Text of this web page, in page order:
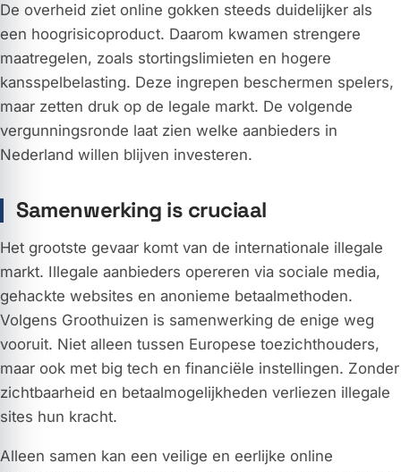
De overheid ziet online gokken steeds duidelijker als
een hoogrisicoproduct. Daarom kwamen strengere
maatregelen, zoals stortingslimieten en hogere
kansspelbelasting. Deze ingrepen beschermen spelers,
maar zetten druk op de legale markt. De volgende
vergunningsronde laat zien welke aanbieders in
Nederland willen blijven investeren.
Samenwerking is cruciaal
Het grootste gevaar komt van de internationale illegale
markt. Illegale aanbieders opereren via sociale media,
gehackte websites en anonieme betaalmethoden.
Volgens Groothuizen is samenwerking de enige weg
vooruit. Niet alleen tussen Europese toezichthouders,
maar ook met big tech en financiële instellingen. Zonder
zichtbaarheid en betaalmogelijkheden verliezen illegale
sites hun kracht.
Alleen samen kan een veilige en eerlijke online